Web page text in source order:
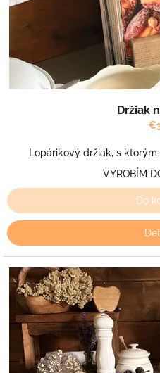
Držiak
Lopárikový držiak, s
VYROBÍM
Do